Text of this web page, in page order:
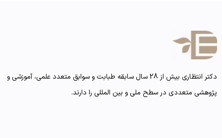
دکتر انتظاری بیش از 28 سال سابقه طبابت و سوابق متعدد علمی، آموزشی و
پژوهشی متعددی در سطح ملی و بین المللی را دارند.